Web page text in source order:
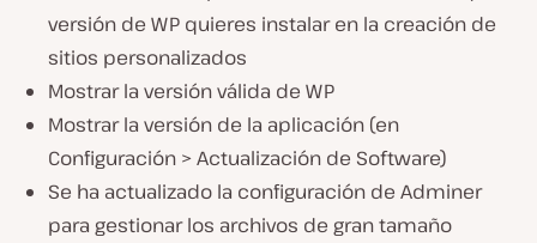
versión de WP quieres instalar en la creación de
sitios personalizados
Mostrar la versión válida de WP
Mostrar la versión de la aplicación (en
Configuración > Actualización de Software)
Se ha actualizado la configuración de Adminer
para gestionar los archivos de gran tamaño